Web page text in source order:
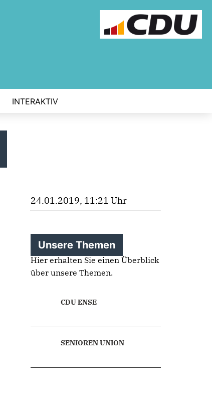
INTERAKTIV
24.01.2019, 11:21 Uhr
Unsere Themen
Hier erhalten Sie einen Überblick
über unsere Themen.
CDU ENSE
SENIOREN UNION